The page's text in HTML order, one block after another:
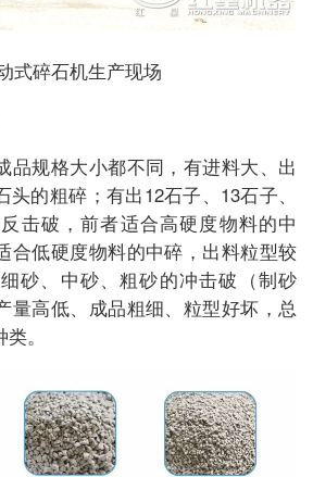
式碎石机生产现场
品规格大小都不同，有进料大、出
的粗碎；有出12石子、13石子、
击破，前者适合高硬度物料的中
合低硬度物料的中碎，出料粒型较
砂、中砂、粗砂的冲击破（制砂
量高低、成品粗细、粒型好坏，总
。